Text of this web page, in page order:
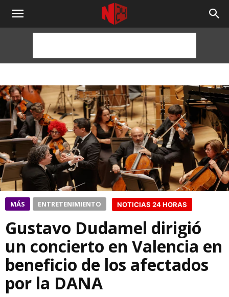
NOTICIAS
HORAS
MÁS ENTRETENIMIENTO NOTICIAS 24 HORAS
Gustavo Dudamel dirigió
un concierto en Valencia en
beneficio de los afectados
por la DANA